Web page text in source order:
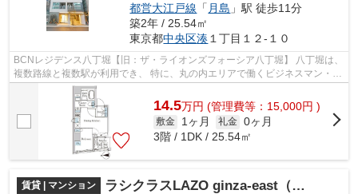
都営大江戸線 「 月島 」駅 徒歩11分
築2年 / 25.54㎡
東京都中央区湊 １丁目１２-１０
BCNレジデンス八丁堀【旧：ザ・ライオンズフォーシア八丁堀】 八丁堀は、
複数路線と複数駅が利用でき、 特に、丸の内エリアで働くビジネスマン・ビ
ジネスウーマンから人気のエリア。 ...
14.5万円 (管理費等：15,000円 )
敷金 1ヶ月 礼金 0ヶ月
3階 / 1DK / 25.54㎡
賃貸 | マンション ラシクラスLAZO ginza-east（ラシクラスラゾ銀座イースト）